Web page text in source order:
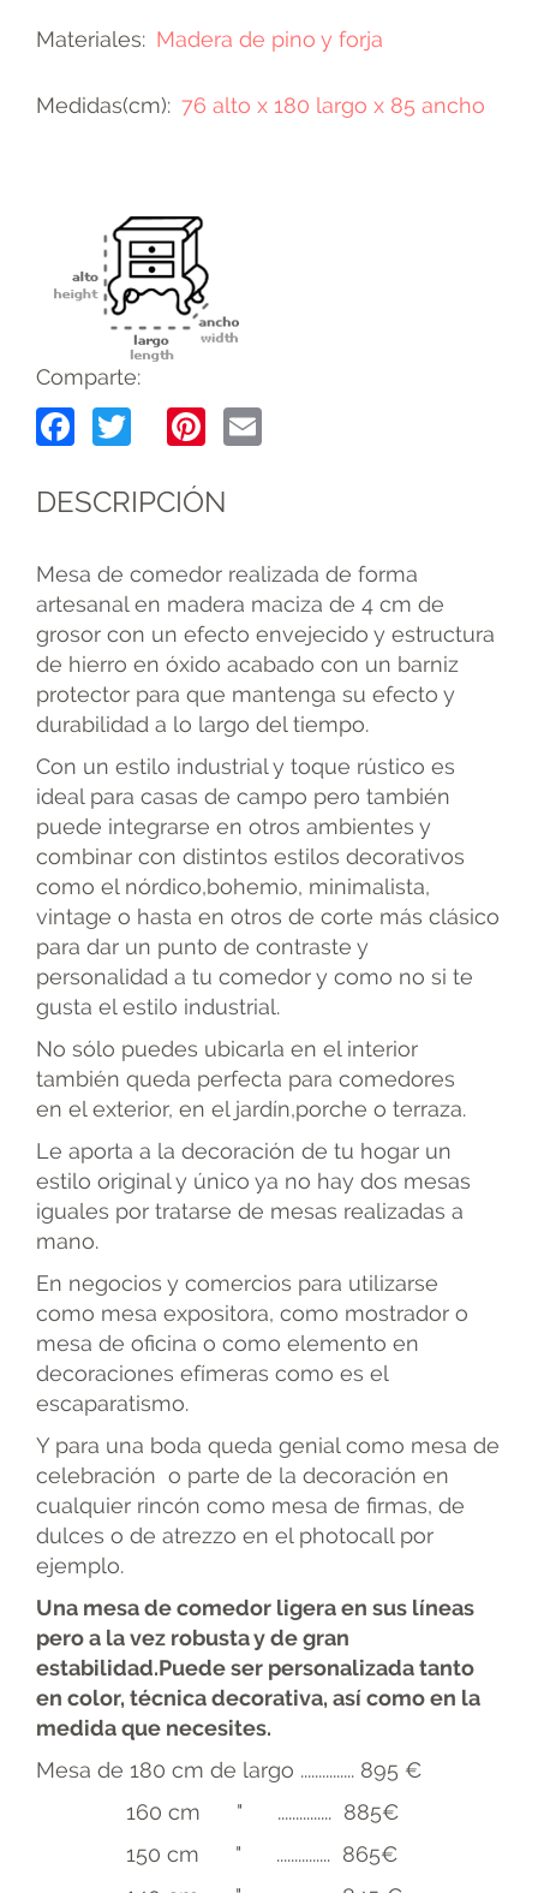
Materiales Madera de pino y forja
Medidas(cm) 76 alto x 180 largo x 85 ancho
Comparte:
Facebook
TwitterPinterest
DESCRIPCIÓN
Mesa de comedor realizada de forma
artesanal en madera maciza de 4 cm de
grosor con un efecto envejecido y estructura
de hierro en óxido acabado con un barniz
protector para que mantenga su efecto y
durabilidad a lo largo del tiempo.
Con un estilo industrial y toque rústico es
ideal para casas de campo pero también
puede integrarse en otros ambientes y
combinar con distintos estilos decorativos
como el nórdico,bohemio, minimalista,
vintage o hasta en otros de corte más clásico
para dar un punto de contraste y
personalidad a tu comedor y como no si te
gusta el estilo industrial.
No sólo puedes ubicarla en el interior
también queda perfecta para comedores
en el exterior, en el jardín,porche o terraza.
Le aporta a la decoración de tu hogar un
estilo original y único ya no hay dos mesas
iguales por tratarse de mesas realizadas a
mano.
En negocios y comercios para utilizarse
como mesa expositora, como mostrador o
mesa de oficina o como elemento en
decoraciones efímeras como es el
escaparatismo.
Y para una boda queda genial como mesa de
celebración o parte de la decoración en
cualquier rincón como mesa de firmas, de
dulces o de atrezzo en el photocall por
ejemplo.
Una mesa de comedor ligera en sus líneas
pero a la vez robusta y de gran
estabilidad.Puede ser personalizada tanto
en color, técnica decorativa, así como en la
medidaque necesites.
Mesa de 180 cm de largo ............... 895 €
160 cm " ............... 885€
150 cm " ............... 865€